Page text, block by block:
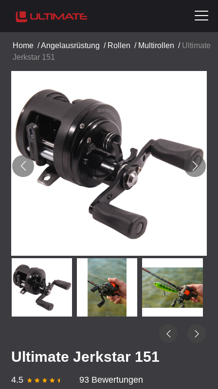
Home /Angelausrüstung / Rollen / Multirollen / Ultimate
Jerkstar 151
Ultimate Jerkstar 151
4.5 93 Bewertungen